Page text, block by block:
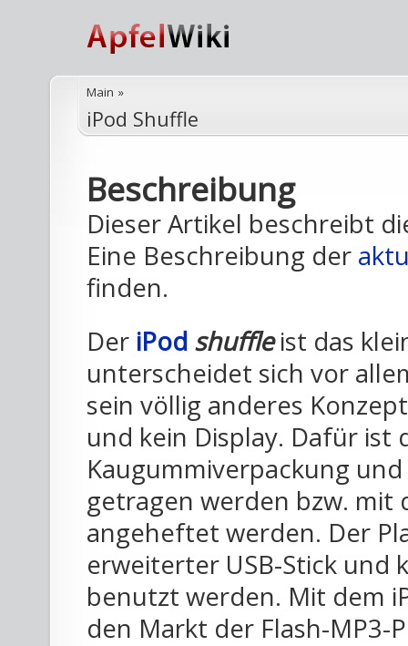
Main »
iPod Shuffle
Beschreibung
Dieser Artikel beschreibt
Eine Beschreibung der
finden.
Der iPod shuffle ist das
unterscheidet sich vor
sein völlig anderes
und kein Display. Dafür ist
Kaugummiverpackung
getragen werden bzw. mit
angeheftet werden. Der
erweiterter USB-Stick und
benutzt werden. Mit dem
den Markt der Flash-MP3-